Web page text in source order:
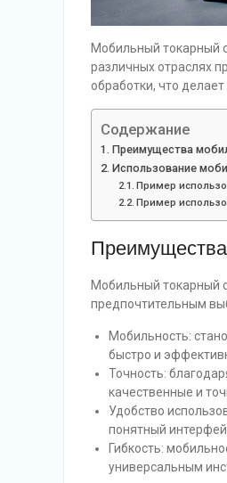
Мобильный токарный
различных отраслях
обработки, что
Содержание
Преимущества
Использование
Пример
Пример
Преимущества
Мобильный токарный
предпочтительным
Мобильность:
быстро и
Точность:
качественные и
Удобство
понятный
Гибкость:
универсальным